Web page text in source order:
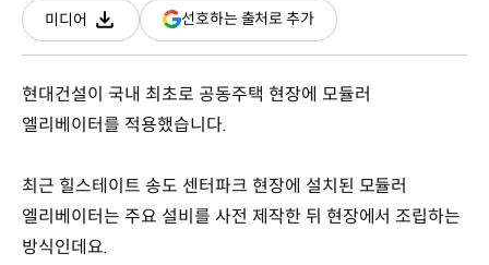
미디어
다운로드
선호하는 출처로 추가(새
창
현대건설이 국내 최초로 공동주택 현장에 모듈러
엘리베이터를 적용했습니다.
최근 힐스테이트 송도 센터파크 현장에 설치된 모듈러
엘리베이터는 주요 설비를 사전 제작한 뒤 현장에서 조립하는
방식인데요.